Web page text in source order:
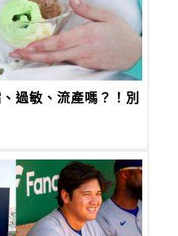
過敏、流產嗎？！別